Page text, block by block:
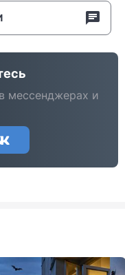
мессенджерах и